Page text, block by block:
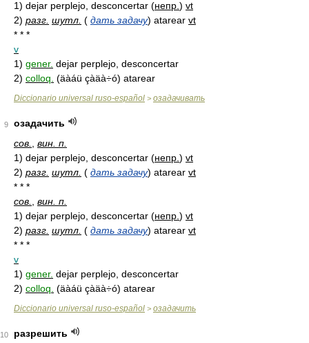
1) dejar perplejo, desconcertar (непр. ) vt
2) разг. шутл. ( дать задачу) atarear vt
* * *
v
1) gener. dejar perplejo, desconcertar
2) colloq. (äàáü çàäà÷ó) atarear
Diccionario universal ruso-español > озадачивать
9
озадачить
сов.
вин. п.
1) dejar perplejo, desconcertar (непр. ) vt
2) разг. шутл. ( дать задачу) atarear vt
* * *
сов.
вин. п.
1) dejar perplejo, desconcertar (непр. ) vt
2) разг. шутл. ( дать задачу) atarear vt
* * *
v
1) gener. dejar perplejo, desconcertar
2) colloq. (äàáü çàäà÷ó) atarear
Diccionario universal ruso-español > озадачить
10
разрешить